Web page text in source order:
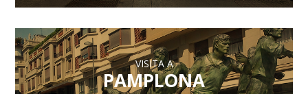
VISITA A
PAMPLONA